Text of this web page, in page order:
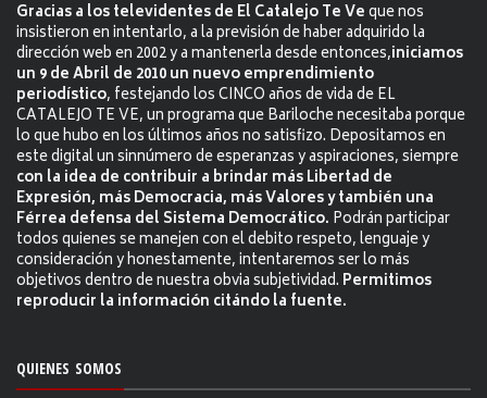
Gracias a los televidentes de El Catalejo Te Veque nos
insistieron en intentarlo, a la previsión de haber adquirido la
dirección web en 2002 y a mantenerla desde entonces,iniciamos
un 9 de Abril de 2010 un nuevo emprendimiento
periodístico, festejando los CINCO años de vida de EL
CATALEJO TE VE, un programa que Bariloche necesitaba porque
lo que hubo en los últimos años no satisfizo. Depositamos en
este digital un sinnúmero de esperanzas y aspiraciones, siempre
con la idea de contribuir a brindar más Libertad de
Expresión, más Democracia, más Valores y también una
Férrea defensa del Sistema Democrático. Podrán participar
todos quienes se manejen con el debito respeto, lenguaje y
consideración y honestamente, intentaremos ser lo más
objetivos dentro de nuestra obvia subjetividad. Permitimos
reproducir la información citándo la fuente.
QUIENES SOMOS